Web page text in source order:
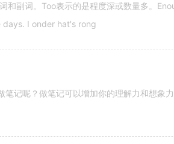
副词。Too表示的是程度深或数量多。
days. I onder hat's rong
记呢？做笔记可以增加你的理解力和想象